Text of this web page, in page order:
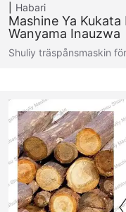
Habari
Mashine Ya
Wanyama Inauzwa
Shuliy träspånsmaskin